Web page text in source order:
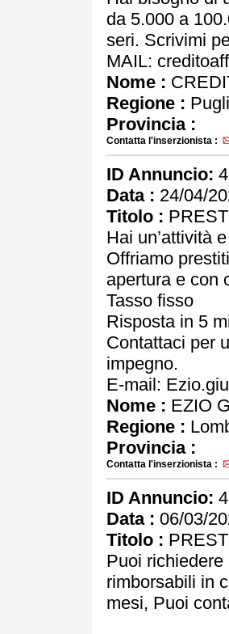
da 5.000 a
seri. Scrivimi
MAIL:
Nome :
Regione :
Provincia :
Contatta l'inserzionista :
ID Annuncio:
Data : 24/04/
Titolo :
Hai un’attività
Offriamo
apertura e con
Tasso fisso
Risposta in 5
Contattaci per
impegno.
E-mail:
Nome : EZIO
Regione :
Provincia :
Contatta l'inserzionista :
ID Annuncio:
Data : 06/03/
Titolo :
Puoi
rimborsabili in
mesi, Puoi